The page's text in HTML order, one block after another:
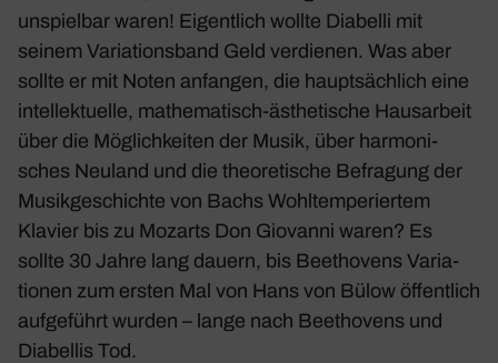
unspielbar waren! Eigent­lich wollte Diabelli mit
seinem Varia­ti­ons­band Geld verdienen. Was aber
sollte er mit Noten anfangen, die haupt­säch­lich eine
intel­lek­tu­elle, mathe­ma­tisch-ästhe­ti­sche Haus­ar­beit
über die Möglich­keiten der Musik, über harmo­ni­
sches Neuland und die theo­re­ti­sche Befra­gung der
Musik­ge­schichte von Bachs Wohl­tem­pe­riertem
Klavier bis zu Mozarts Don Giovanni waren? Es
sollte 30 Jahre lang dauern, bis Beet­ho­vens Varia­
tionen zum ersten Mal von Hans von Bülow öffent­lich
aufge­führt wurden – lange nach Beet­ho­vens und
Diabellis Tod.